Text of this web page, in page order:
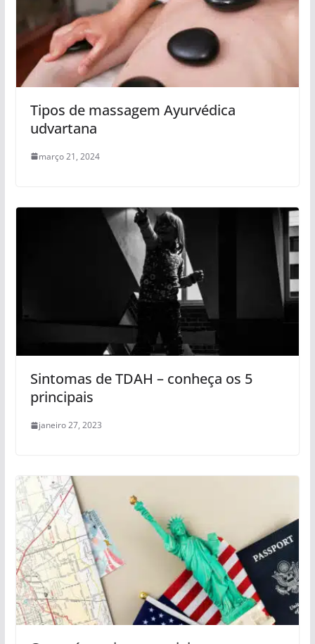
Tipos de massagem Ayurvédica
udvartana
março 21, 2024
Sintomas de TDAH – conheça os 5
principais
janeiro 27, 2023